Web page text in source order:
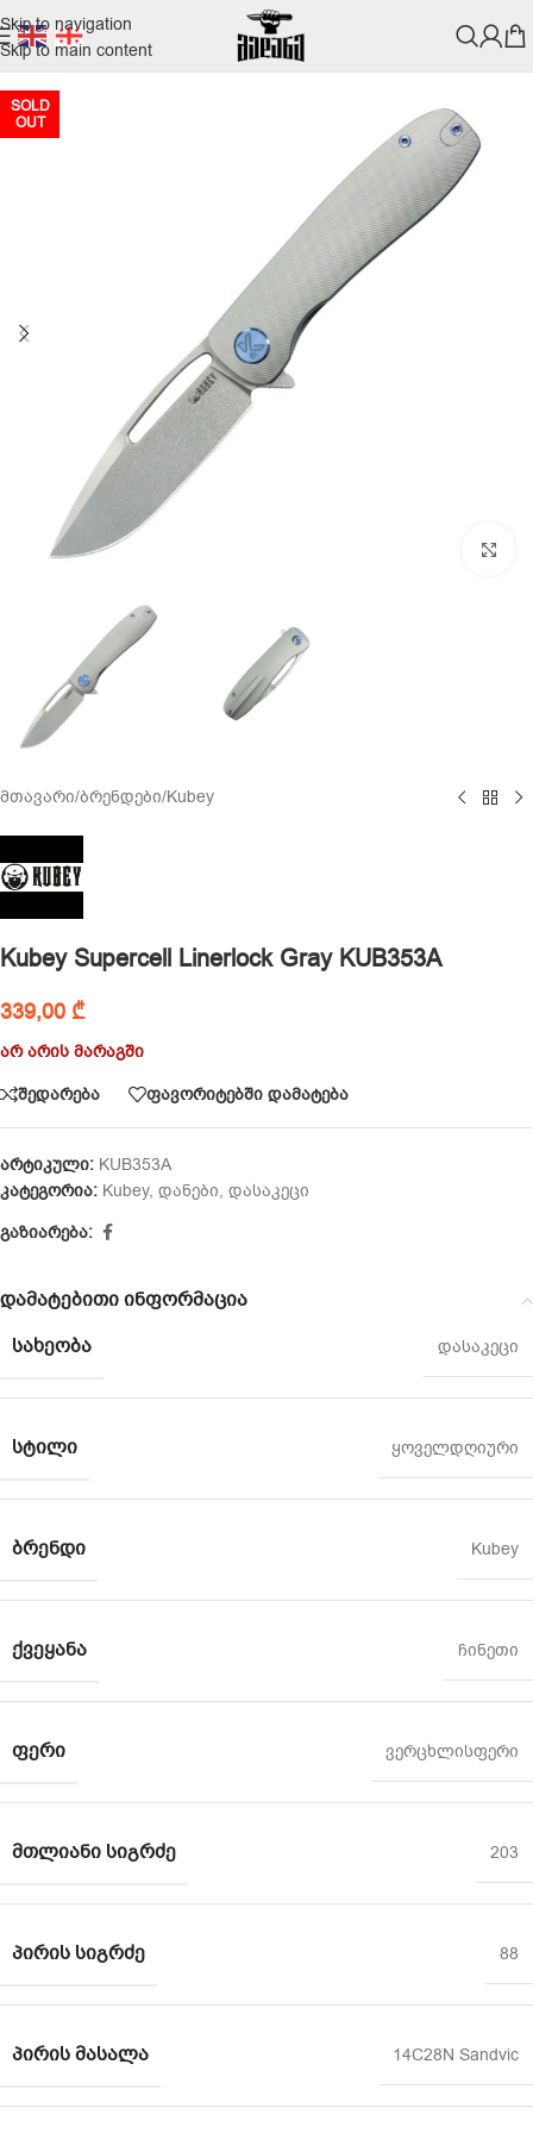
Skip to navigation
Skip to main content
SOLD
OUT
მთავარი/ბრენდები/Kubey
Kubey Supercell Linerlock Gray KUB353A
339,00 ₾
არ არის მარაგში
შედარება
ფავორიტებში დამატება
არტიკული: KUB353A
კატეგორია: Kubey, დანები, დასაკეცი
გაზიარება:
დამატებითი ინფორმაცია
ᲡᲐᲮᲔᲝᲑᲐ
დასაკეცი
ᲡᲢᲘᲚᲘ ყოველდღიური
ᲑᲠᲔᲜᲓᲘ Kubey
ᲥᲕᲔᲧᲐᲜᲐ ჩინეთი
ᲤᲔᲠᲘ ვერცხლისფერი
ᲛᲗᲚᲘᲐᲜᲘ ᲡᲘᲒᲠᲫᲔ 203
ᲞᲘᲠᲘᲡ ᲡᲘᲒᲠᲫᲔ 88
ᲞᲘᲠᲘᲡ ᲛᲐᲡᲐᲚᲐ 14C28N Sandvic